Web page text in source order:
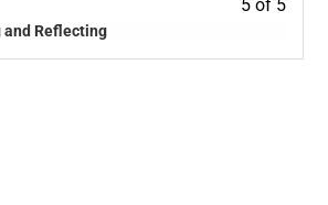
5 of 5
and Reflecting